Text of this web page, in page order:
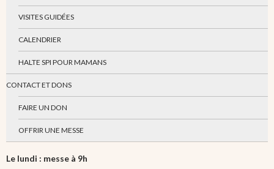
VISITES GUIDÉES
CALENDRIER
HALTE SPI POUR MAMANS
CONTACT ET DONS
FAIRE UN DON
OFFRIR UNE MESSE
Le lundi : messe à 9h